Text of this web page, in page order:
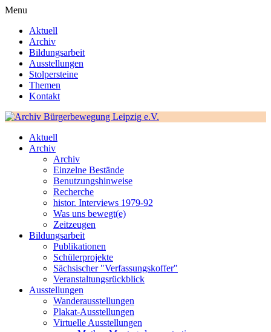
Menu
Aktuell
Archiv
Bildungsarbeit
Ausstellungen
Stolpersteine
Themen
Kontakt
Aktuell
Archiv
Archiv
Einzelne Bestände
Benutzungshinweise
Recherche
histor. Interviews 1979-92
Was uns bewegt(e)
Zeitzeugen
Bildungsarbeit
Publikationen
Schülerprojekte
Sächsischer "Verfassungskoffer"
Veranstaltungsrückblick
Ausstellungen
Wanderausstellungen
Plakat-Ausstellungen
Virtuelle Ausstellungen